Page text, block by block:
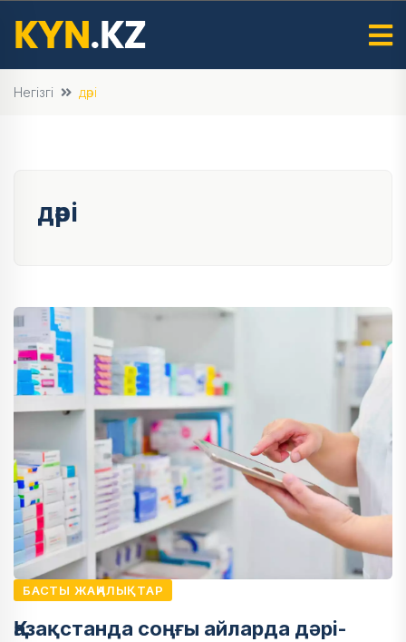
Негізгі дәрі
дәрі
БАСТЫ ЖАҢАЛЫҚТАР
Қазақстанда соңғы айларда дәрі-